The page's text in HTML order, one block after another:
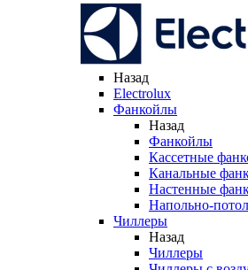
Назад
Electrolux
Фанкойлы
Назад
Фанкойлы
Кассетные
Канальные
Настенные
Напольно-
Чиллеры
Назад
Чиллеры